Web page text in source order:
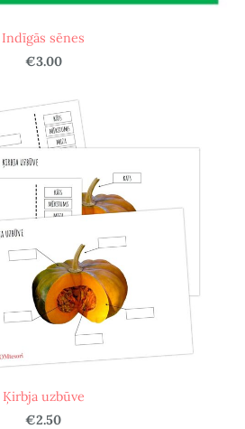
Indīgās sēnes
€3.00
Ķirbja uzbūve
€2.50